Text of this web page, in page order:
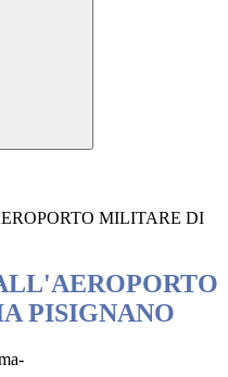
MILITARE DI
PISIGNANO